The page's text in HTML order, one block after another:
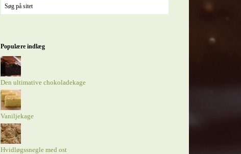
Populære indlæg
Den ultimative chokoladekage
Vaniljekage
Hvidløgssnegle med ost